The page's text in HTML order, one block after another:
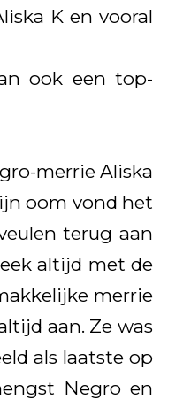
K en vooral
ook een top-
merrie Aliska
oom vond het
terug aan
altijd met de
merrie
aan. Ze was
als laatste op
Negro en